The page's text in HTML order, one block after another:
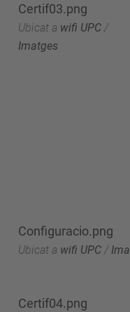
Certif03.png
Ubicat a wifi UPC /
Imatges
Configuracio.png
Ubicat a wifi UPC /
Certif04.png